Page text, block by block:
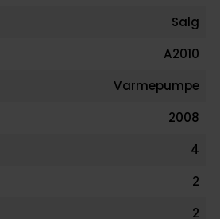
Salg
A2010
Varmepumpe
2008
4
2
2